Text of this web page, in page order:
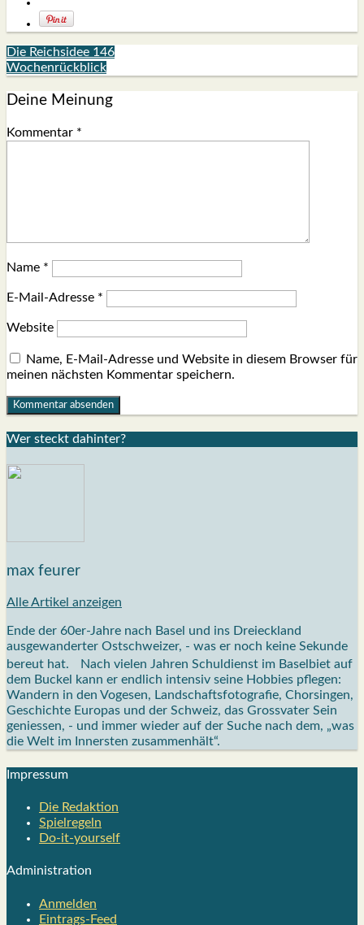
Die Reichsidee 146
Wochenrückblick
Deine Meinung
Kommentar *
Name *
E-Mail-Adresse *
Website
Name, E-Mail-Adresse und Website in diesem Browser für
meinen nächsten Kommentar speichern.
Wer steckt dahin­ter?
max feurer
Alle Artikel anzeigen
Ende der 60er-Jahre nach Basel und ins Dreieckland
ausgewanderter Ostschweizer, - was er noch keine Sekunde
bereut hat. Nach vielen Jahren Schuldienst im Baselbiet auf
dem Buckel kann er endlich intensiv seine Hobbies pflegen:
Wandern in den Vogesen, Landschaftsfotografie, Chorsingen,
Geschichte Europas und der Schweiz, das Grossvater Sein
geniessen, - und immer wieder auf der Suche nach dem, „was
die Welt im Innersten zusammenhält“.
Impres­sum
Die Redak­ti­on
Spiel­re­geln
Do-it-your­s­elf
Admi­nis­tra­ti­on
Anmelden
Eintrags-Feed